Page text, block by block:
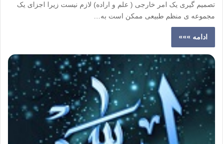
تصمیم گیری یک امر خارجی ( علم و اراده) لازم نیست زیرا اجزای یک
مجموعه ی منظم طبیعی ممکن است به…
ادامه »»»